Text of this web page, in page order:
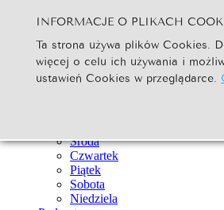
Szukaj... Go
Strona Główna
Newsy
Środa
Czwartek
Piątek
Sobota
Niedziela
INFORMACJE O PLIKACH
Ta strona używa plików Cookies.
więcej o celu ich używania i
ustawień Cookies w przeglądarce.